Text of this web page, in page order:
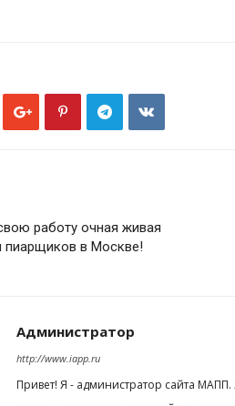
работу очная живая
пиарщиков в Москве!
Администратор
http://www.iapp.ru
Привет! Я - администратор сайта